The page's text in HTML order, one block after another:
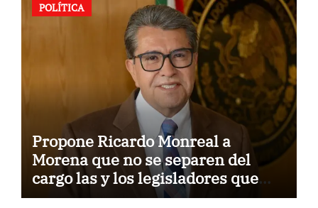
POLÍTICA
Propone Ricardo Monreal a
Morena que no se separen del
cargo las y los legisladores que
quieren reelegirse